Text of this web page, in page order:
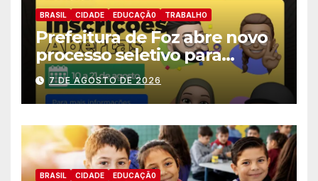
BRASIL CIDADE EDUCAÇÃ0 TRABALHO
Prefeitura de Foz abre novo
processo seletivo para
estagiários
7 DE AGOSTO DE 2026
BRASIL CIDADE EDUCAÇÃ0